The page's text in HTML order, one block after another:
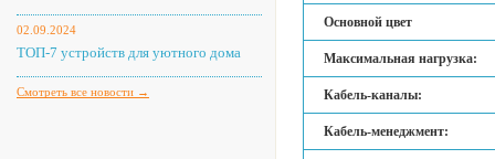
02.09.2024
ТОП-7 устройств для уютного дома
Смотреть все новости →
Основной цвет
Максимальная нагрузка:
Кабель-каналы:
Кабель-менеджмент: